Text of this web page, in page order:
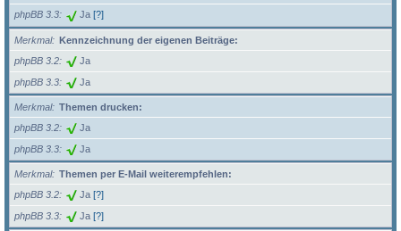
phpBB 3.3 Ja [?]
Merkmal
Kennzeichnung der eigenen Beiträge:
phpBB 3.2
Ja
phpBB 3.3 Ja
Merkmal
Themen drucken:
phpBB 3.2
Ja
phpBB 3.3 Ja
Merkmal
Themen per E-Mail weiterempfehlen:
phpBB 3.2
Ja [?]
phpBB 3.3 Ja [?]